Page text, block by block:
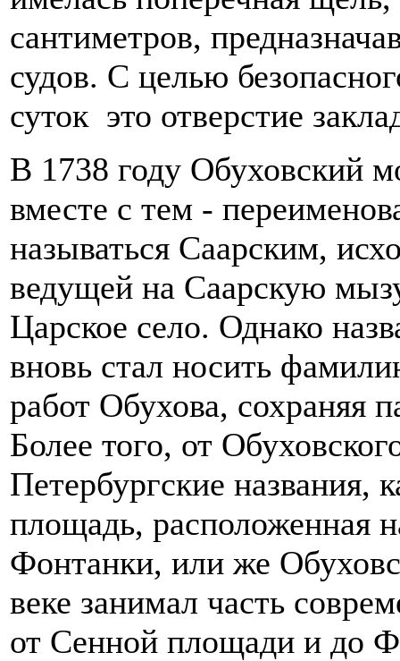
сантиметров,
судов. С целью
суток это отверстие
В 1738 году Обуховский
вместе с тем -
называться Саарским,
ведущей на Саарскую
Царское село. Однако
вновь стал носить
работ Обухова, сохраняя
Более того, от
Петербургские названия,
площадь, расположенная
Фонтанки, или же
веке занимал часть
от Сенной площади и до